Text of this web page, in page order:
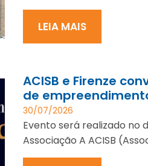
LEIA MAIS
ACISB e Firenze
de
30/07/2026
Evento será realizado no
Associação A ACISB